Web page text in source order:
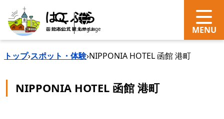
search Language
トップ›スポット・体験›NIPPONIA HOTEL 函館 港町
NIPPONIA HOTEL 函館 港町